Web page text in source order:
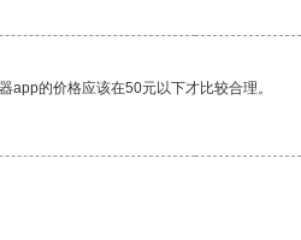
app的价格应该在50元以下才比较合理。